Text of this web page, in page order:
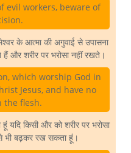
evil workers, beware of
के आत्मा की अगुवाई से उपासना
और शरीर पर भरोसा नहीं रखते।
which worship God in
Jesus, and have no
the flesh.
यदि किसी और को शरीर पर भरोसा
भी बढ़कर रख सकता हूं।